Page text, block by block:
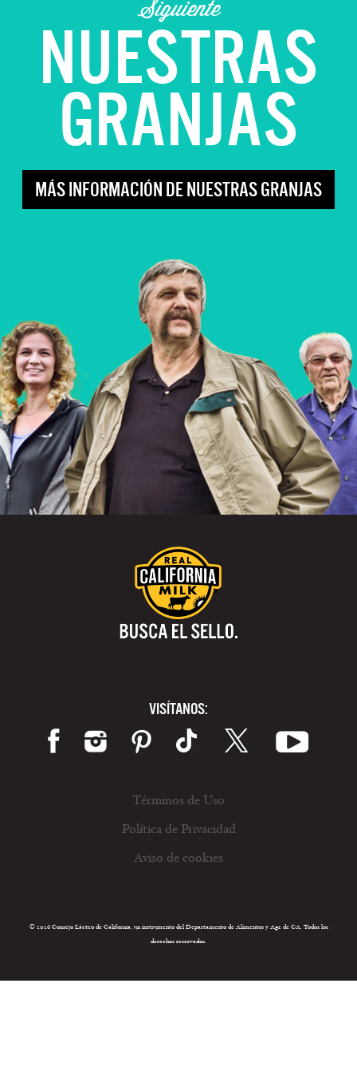
Siguiente
NUESTRAS
GRANJAS
MÁS INFORMACIÓN DE NUESTRAS GRANJAS
VISÍTANOS:
Términos de Uso
Política de Privacidad
Aviso de cookies
© 2026 Consejo Lácteo de California, un instrumento del Departamento de Alimentos y Agr. de CA. Todos los
derechos reservados.